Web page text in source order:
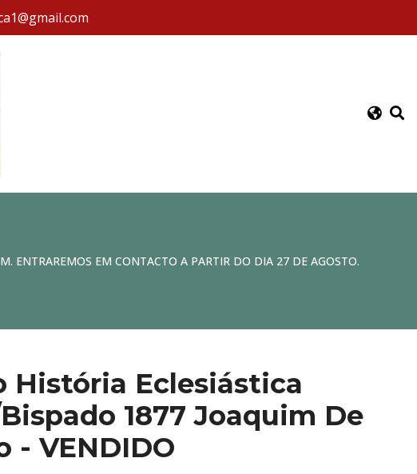
ENTRAREMOS EM CONTACTO A PARTIR DO DIA 27 DE AGOSTO.
História Eclesiástica
1877 Joaquim De
- VENDIDO